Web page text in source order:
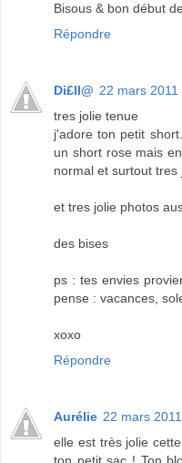
Bisous & bon début
Répondre
Di£ll@ 22 mars 2011
tres jolie tenue
j'adore ton petit
un short rose mais
normal et surtout tres
et tres jolie photos
des bises
ps : tes envies
pense : vacances,
xoxo
Répondre
Aurélie 22 mars
elle est très jolie